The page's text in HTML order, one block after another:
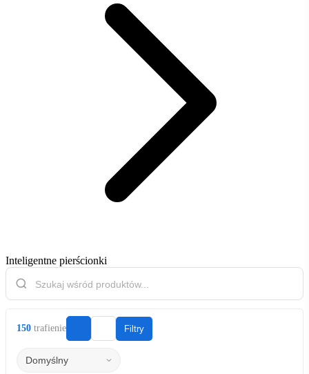
Inteligentne pierścionki
150 trafienie Filtry